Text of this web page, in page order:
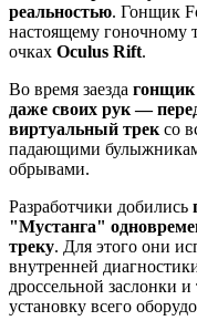
реальностью. Гонщик
настоящему гоночному
очках Oculus Rift.
Во время заезда гонщик
даже своих рук —
виртуальный трек со
падающими
обрывами.
Разработчики добились
"Мустанга"
треку. Для этого они
внутренней
дроссельной заслонки
установку всего